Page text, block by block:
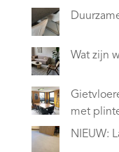
Wat zijn
met
NIEUW: